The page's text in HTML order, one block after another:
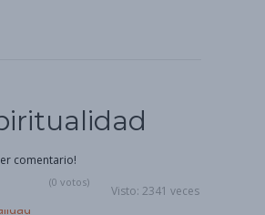
comentario!
(0 votos)
Visto: 2341 veces